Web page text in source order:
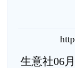
生意社06